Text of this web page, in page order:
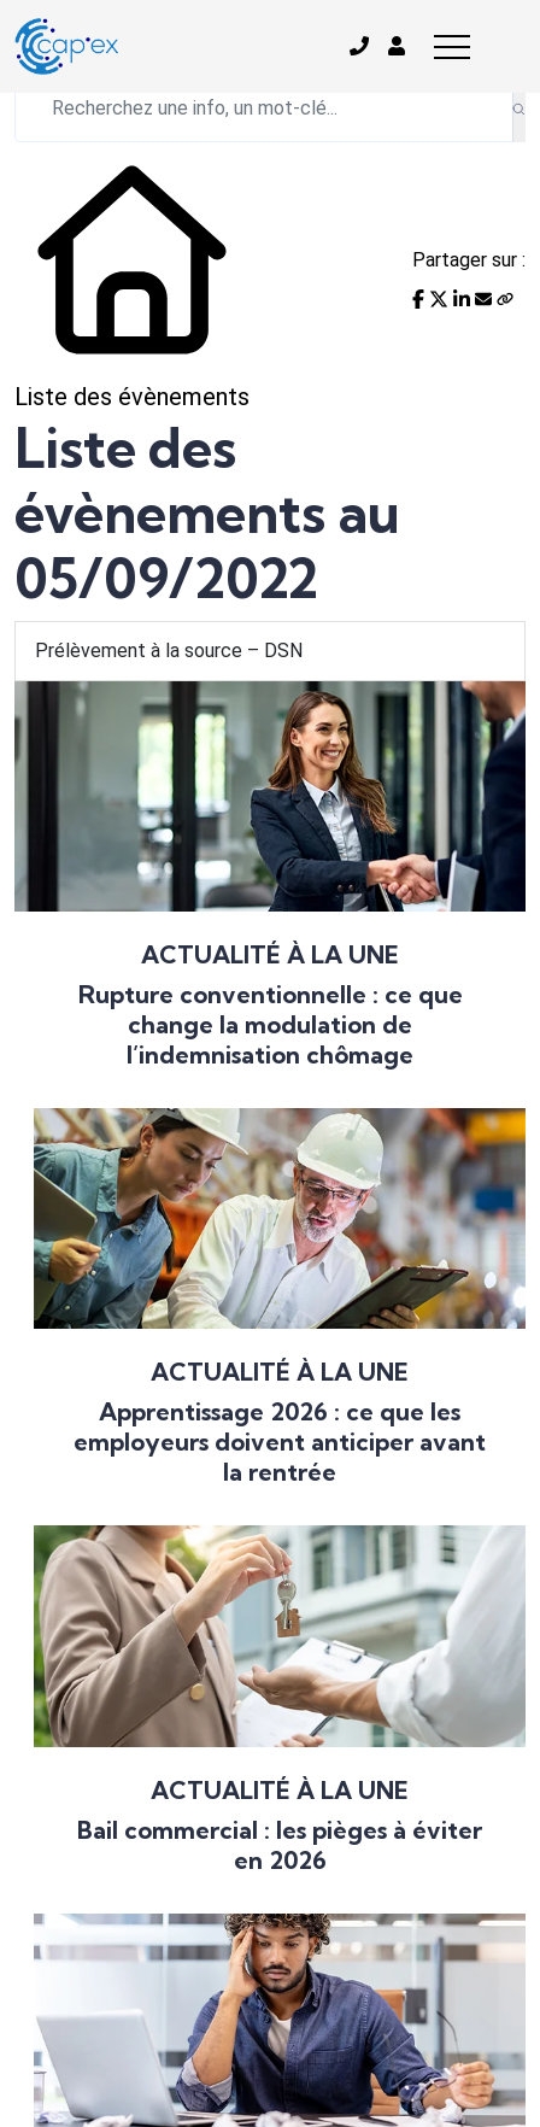
L'actualité du mois
Liste des évènements
Partager sur :
Liste des
évènements au
05/09/2022
Prélèvement à la source – DSN
ACTUALITÉ À LA UNE
Rupture conventionnelle : ce que
change la modulation de
l’indemnisation chômage
ACTUALITÉ À LA UNE
Apprentissage 2026 : ce que les
employeurs doivent anticiper avant
la rentrée
ACTUALITÉ À LA UNE
Bail commercial : les pièges à éviter
en 2026